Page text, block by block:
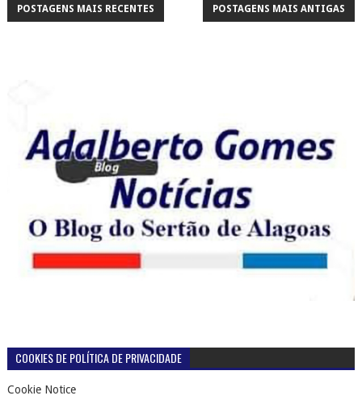
POSTAGENS MAIS RECENTES POSTAGENS MAIS ANTIGAS
COOKIES DE POLÍTICA DE PRIVACIDADE
Cookie Notice